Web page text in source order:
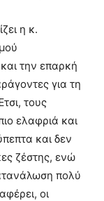
η κ.
την επαρκή
για τη
τους
ελαφριά και
και δεν
ζέστης, ενώ
πολύ
οι